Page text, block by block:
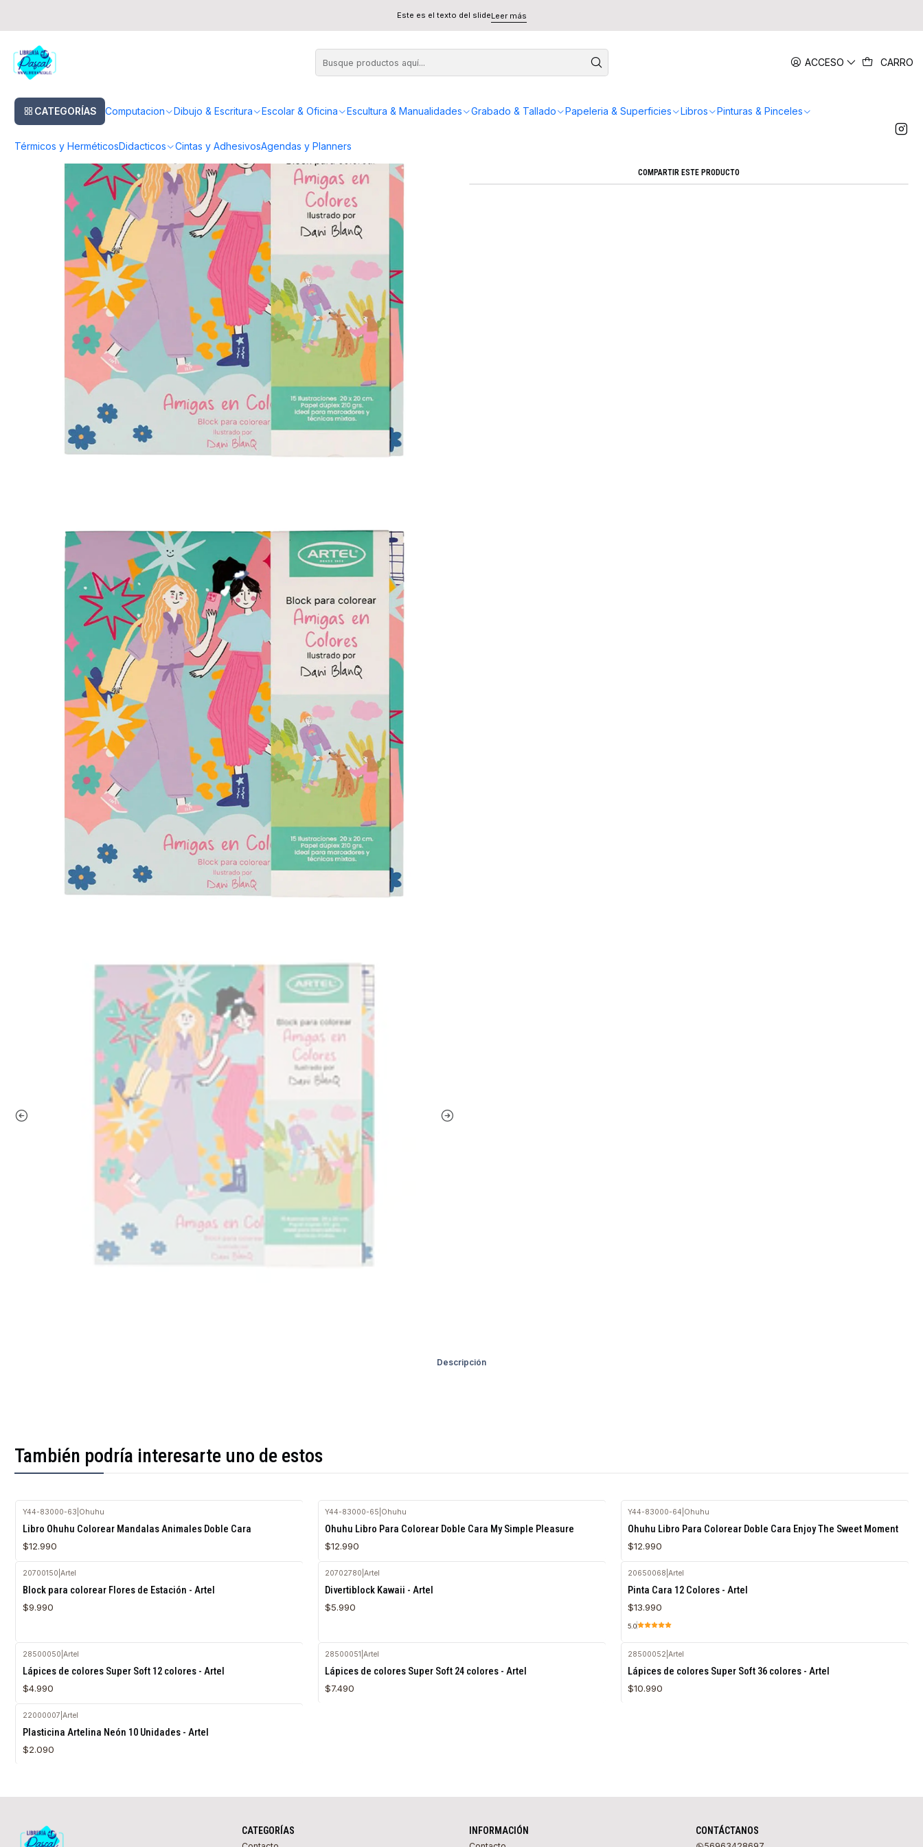
ACCESO CARRO
CATEGORÍAS Computacion Dibujo & Escritura Escolar & Oficina Escultura & Manualidades Grabado & Tallado Papeleria & Superficies Libros Pinturas & Pinceles
Térmicos y HerméticosDidacticos Cintas y AdhesivosAgendas y Planners
Este es el texto del slideLeer más
Block para colorear Amigas en Colores - Artel
Agregar a la lista de favoritos
COMPARTIR ESTE PRODUCTO
Descripción
También podría interesarte uno de estos
Y44-83000-63 Ohuhu
Libro Ohuhu Colorear Mandalas Animales Doble Cara
$12.990
Y44-83000-65 Ohuhu
Ohuhu Libro Para Colorear Doble Cara My Simple Pleasure
$12.990
Y44-83000-64 Ohuhu
Ohuhu Libro Para Colorear Doble Cara Enjoy The Sweet Moment
$12.990
20700150 Artel
Block para colorear Flores de Estación - Artel
$9.990
20702780 |Artel
Divertiblock Kawaii - Artel
$5.990
20650068 |Artel
Pinta Cara 12 Colores - Artel
$13.990
5.0
28500050 Artel
Lápices de colores Super Soft 12 colores - Artel
$4.990
28500051 |Artel
Lápices de colores Super Soft 24 colores - Artel
$7.490
28500052 |Artel
Lápices de colores Super Soft 36 colores - Artel
$10.990
22000007 Artel
Plasticina Artelina Neón 10 Unidades - Artel
$2.090
CATEGORÍAS INFORMACIÓN CONTÁCTANOS